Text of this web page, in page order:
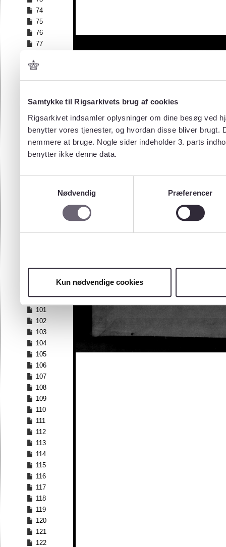
Samtykke til Rigsarkivets brug af cookies
Rigsarkivet indsamler oplysninger om dine besøg ved
benytter vores tjenester, og hvordan disse bliver
nemmere at bruge. Nogle sider indeholder 3. parts
benytter ikke denne data.
Nødvendig
Præferencer
Kun nødvendige cookies
74
75
76
77
79
82
84
85
86
87
89
94
100
101
102
103
104
105
106
107
108
109
110
111
112
113
114
115
116
117
118
119
120
121
122